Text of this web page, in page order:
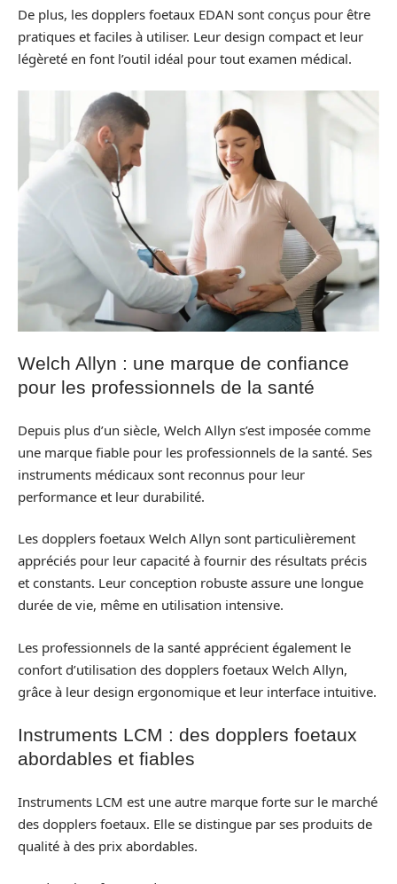
De plus, les dopplers foetaux EDAN sont conçus pour être
pratiques et faciles à utiliser. Leur design compact et leur
légèreté en font l’outil idéal pour tout examen médical.
Welch Allyn : une marque de confiance
pour les professionnels de la santé
Depuis plus d’un siècle, Welch Allyn s’est imposée comme
une marque fiable pour les professionnels de la santé. Ses
instruments médicaux sont reconnus pour leur
performance et leur durabilité.
Les dopplers foetaux Welch Allyn sont particulièrement
appréciés pour leur capacité à fournir des résultats précis
et constants. Leur conception robuste assure une longue
durée de vie, même en utilisation intensive.
Les professionnels de la santé apprécient également le
confort d’utilisation des dopplers foetaux Welch Allyn,
grâce à leur design ergonomique et leur interface intuitive.
Instruments LCM : des dopplers foetaux
abordables et fiables
Instruments LCM est une autre marque forte sur le marché
des dopplers foetaux. Elle se distingue par ses produits de
qualité à des prix abordables.